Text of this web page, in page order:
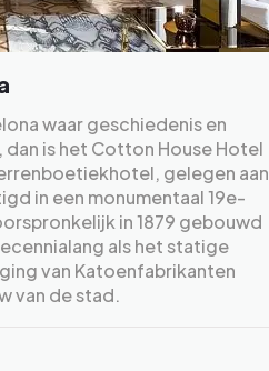
waar geschiedenis en
is het Cotton House Hotel
gelegen aan
in een monumentaal 19e-
in 1879 gebouwd
als het statige
van Katoenfabrikanten
van de stad.